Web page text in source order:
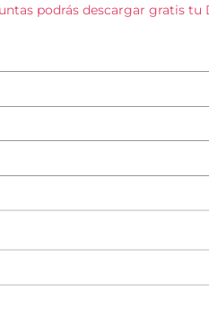
podrás descargar gratis tu